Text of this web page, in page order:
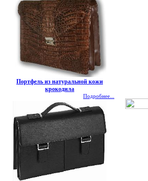
Портфель из натуральной кожи
крокодила
Подробнее...